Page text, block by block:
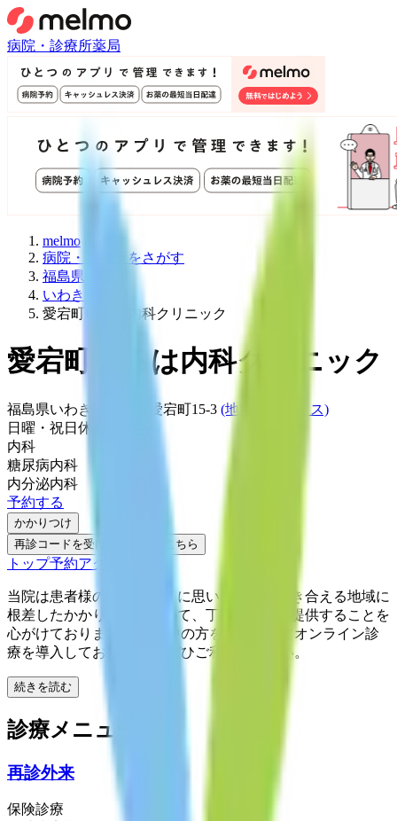
病院・診療所薬局
melmo
病院・診療所をさがす
福島県
いわき市
愛宕町いろは内科クリニック
愛宕町いろは内科クリニック
福島県いわき市小名浜愛宕町15-3 (地図・アクセス)
日曜・祝日 休み
内科
糖尿病内科
内分泌内科
予約する
かかりつけ
再診コードを受け取った方はこちら
トップ予約アクセス
当院は患者様の生活を大切に思い、真摯に向き合える地域に
根差したかかりつけ医として、丁寧な医療を提供することを
心がけております。 通院中の方を対象としてオンライン診
療を導入しております。 ぜひご利用ください。
続きを読む
診療メニュー
再診外来
保険診療